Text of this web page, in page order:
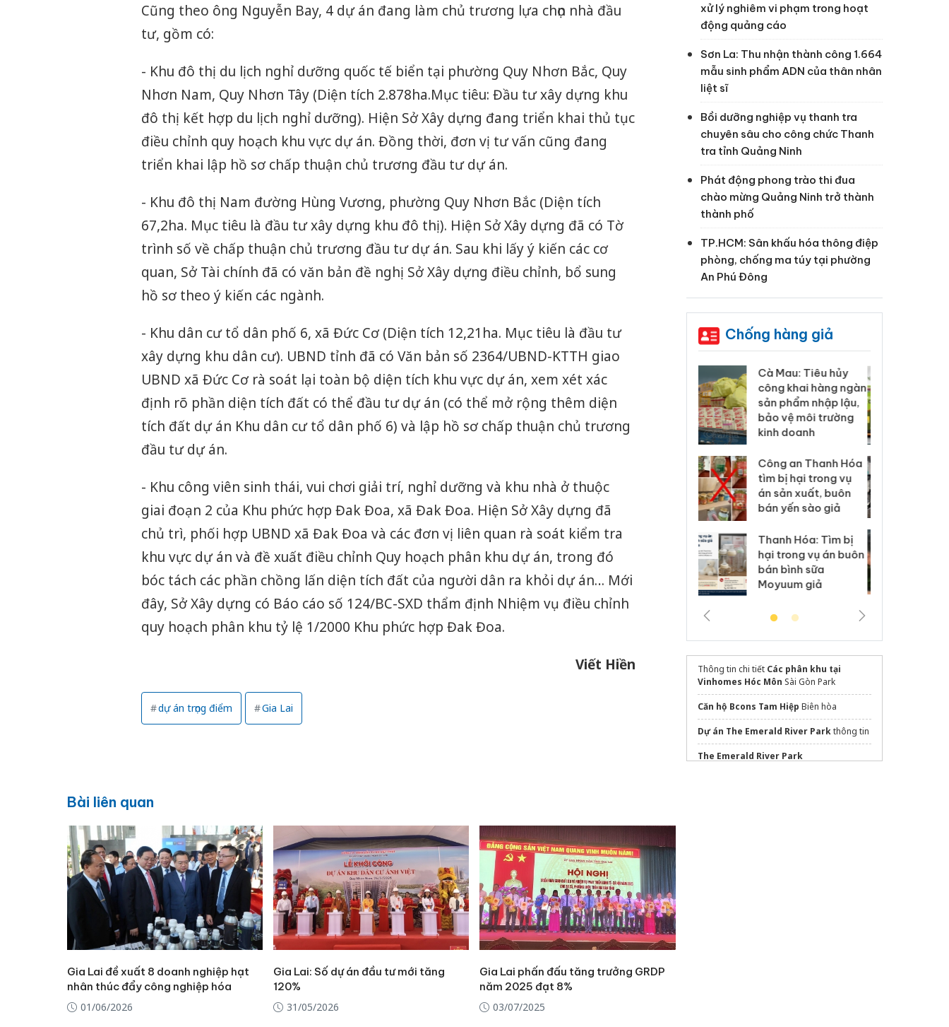
Cũng theo ông Nguyễn Bay, 4 dự án đang làm chủ trương lựa chọn nhà đầu
tư, gồm có:
- Khu đô thị du lịch nghỉ dưỡng quốc tế biển tại phường Quy Nhơn Bắc, Quy
Nhơn Nam, Quy Nhơn Tây (Diện tích 2.878ha.Mục tiêu: Đầu tư xây dựng khu
đô thị kết hợp du lịch nghỉ dưỡng). Hiện Sở Xây dựng đang triển khai thủ tục
điều chỉnh quy hoạch khu vực dự án. Đồng thời, đơn vị tư vấn cũng đang
triển khai lập hồ sơ chấp thuận chủ trương đầu tư dự án.
- Khu đô thị Nam đường Hùng Vương, phường Quy Nhơn Bắc (Diện tích
67,2ha. Mục tiêu là đầu tư xây dựng khu đô thị). Hiện Sở Xây dựng đã có Tờ
trình số về chấp thuận chủ trương đầu tư dự án. Sau khi lấy ý kiến các cơ
quan, Sở Tài chính đã có văn bản đề nghị Sở Xây dựng điều chỉnh, bổ sung
hồ sơ theo ý kiến các ngành.
- Khu dân cư tổ dân phố 6, xã Đức Cơ (Diện tích 12,21ha. Mục tiêu là đầu tư
xây dựng khu dân cư). UBND tỉnh đã có Văn bản số 2364/UBND-KTTH giao
UBND xã Đức Cơ rà soát lại toàn bộ diện tích khu vực dự án, xem xét xác
định rõ phần diện tích đất có thể đầu tư dự án (có thể mở rộng thêm diện
tích đất dự án Khu dân cư tổ dân phố 6) và lập hồ sơ chấp thuận chủ trương
đầu tư dự án.
- Khu công viên sinh thái, vui chơi giải trí, nghỉ dưỡng và khu nhà ở thuộc
giai đoạn 2 của Khu phức hợp Đak Đoa, xã Đak Đoa. Hiện Sở Xây dựng đã
chủ trì, phối hợp UBND xã Đak Đoa và các đơn vị liên quan rà soát kiểm tra
khu vực dự án và đề xuất điều chỉnh Quy hoạch phân khu dự án, trong đó
bóc tách các phần chồng lấn diện tích đất của người dân ra khỏi dự án… Mới
đây, Sở Xây dựng có Báo cáo số 124/BC-SXD thẩm định Nhiệm vụ điều chỉnh
quy hoạch phân khu tỷ lệ 1/2000 Khu phức hợp Đak Đoa.
Viết Hiền
dự án trọng điểm Gia Lai
Bài liên quan
Gia Lai đề xuất 8 doanh nghiệp hạt
nhân thúc đẩy công nghiệp hóa
01/06/2026
Gia Lai: Số dự án đầu tư mới tăng
120%
31/05/2026
Gia Lai phấn đấu tăng trưởng GRDP
năm 2025 đạt 8%
03/07/2025
xử lý nghiêm vi phạm trong hoạt
động quảng cáo
Sơn La: Thu nhận thành công 1.664
mẫu sinh phẩm ADN của thân nhân
liệt sĩ
Bồi dưỡng nghiệp vụ thanh tra
chuyên sâu cho công chức Thanh
tra tỉnh Quảng Ninh
Phát động phong trào thi đua
chào mừng Quảng Ninh trở thành
thành phố
TP.HCM: Sân khấu hóa thông điệp
phòng, chống ma túy tại phường
An Phú Đông
Chống hàng giả
Cà Mau: Tiêu hủy
công khai hàng ngàn
sản phẩm nhập lậu,
kinh doanh
tìm bị hại trong vụ
án sản xuất, buôn
bán yến sào giả
Thanh Hóa: Tìm bị
hại trong vụ án buôn
bán bình sữa
Moyuum giả
Khẩn trương xác
minh, xử lý sản phẩm
Slimaura Care x3 sử
dụng giấy phép giả
mạo
Lào Cai xử lý 83 vụ vi
phạm thương mại
trong tháng 7
Hưng Yên: Xử lý 6 hộ
kinh doanh bán hàng
giả mạo nhãn hiệu
Adidas, Nike
Thông tin chi tiết Các phân khu tại
Vinhomes Hóc Môn Sài Gòn Park
Căn hộ Bcons Tam Hiệp Biên hòa
Dự án The Emerald River Parkthông tin
The Emerald River Park